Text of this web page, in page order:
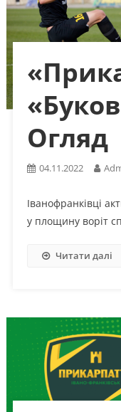
Огляд
04.11.2022
Іванофранківці
у площину воріт
Читати далі